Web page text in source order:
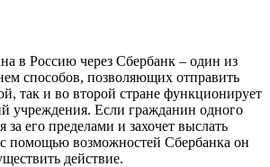
в Россию через Сбербанк – один из
способов, позволяющих отправить
так и во второй стране функционирует
учреждения. Если гражданин одного
за его пределами и захочет выслать
с помощью возможностей Сбербанка он
действие.